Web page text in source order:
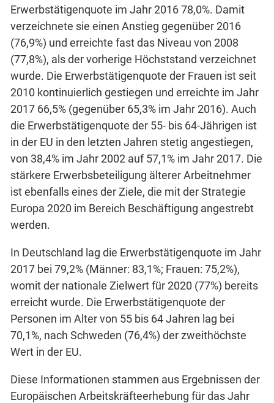
Erwerbstätigenquote im Jahr 2016 78,0%. Damit
verzeichnete sie einen Anstieg gegenüber 2016
(76,9%) und erreichte fast das Niveau von 2008
(77,8%), als der vorherige Höchststand verzeichnet
wurde. Die Erwerbstätigenquote der Frauen ist seit
2010 kontinuierlich gestiegen und erreichte im Jahr
2017 66,5% (gegenüber 65,3% im Jahr 2016). Auch
die Erwerbstätigenquote der 55- bis 64-Jährigen ist
in der EU in den letzten Jahren stetig angestiegen,
von 38,4% im Jahr 2002 auf 57,1% im Jahr 2017. Die
stärkere Erwerbsbeteiligung älterer Arbeitnehmer
ist ebenfalls eines der Ziele, die mit der Strategie
Europa 2020 im Bereich Beschäftigung angestrebt
werden.
In Deutschland lag die Erwerbstätigenquote im Jahr
2017 bei 79,2% (Männer: 83,1%; Frauen: 75,2%),
womit der nationale Zielwert für 2020 (77%) bereits
erreicht wurde. Die Erwerbstätigenquote der
Personen im Alter von 55 bis 64 Jahren lag bei
70,1%, nach Schweden (76,4%) der zweithöchste
Wert in der EU.
Diese Informationen stammen aus Ergebnissen der
Europäischen Arbeitskräfteerhebung für das Jahr